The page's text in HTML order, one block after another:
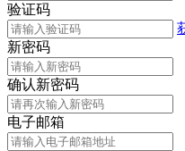
验证码
新密码
确认新密码
电子邮箱